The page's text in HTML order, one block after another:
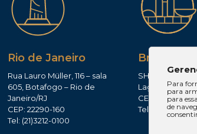
Rio de Janeiro
Rua Lauro Müller, 116 – sala
605, Botafogo – Rio de
Janeiro/RJ
CEP: 22290-160
Tel: (21)3212-0100
Brasília
SHIS QI 11,
Lago Sul –
CEP: 71625-300
Tel: (61)3224-
Para
para
para
de